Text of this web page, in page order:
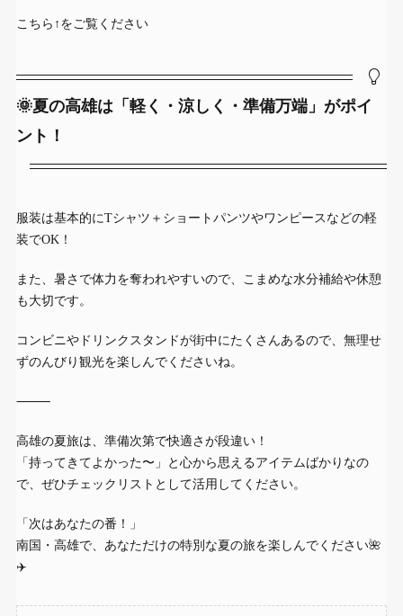
こちら↑をご覧ください
🌞夏の高雄は「軽く・涼しく・準備万端」がポイ
ント！
服装は基本的にTシャツ＋ショートパンツやワンピースなどの軽
装でOK！
また、暑さで体力を奪われやすいので、こまめな水分補給や休憩
も大切です。
コンビニやドリンクスタンドが街中にたくさんあるので、無理せ
ずのんびり観光を楽しんでくださいね。
⸻
高雄の夏旅は、準備次第で快適さが段違い！
「持ってきてよかった〜」と心から思えるアイテムばかりなの
で、ぜひチェックリストとして活用してください。
「次はあなたの番！」
南国・高雄で、あなただけの特別な夏の旅を楽しんでください🌺
✈️